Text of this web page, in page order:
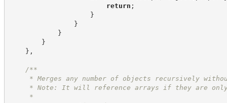
return ;
}
}
}
}
} ,
/**
* Merges any number of objects recursively
* Note: It will reference arrays if they are only
*